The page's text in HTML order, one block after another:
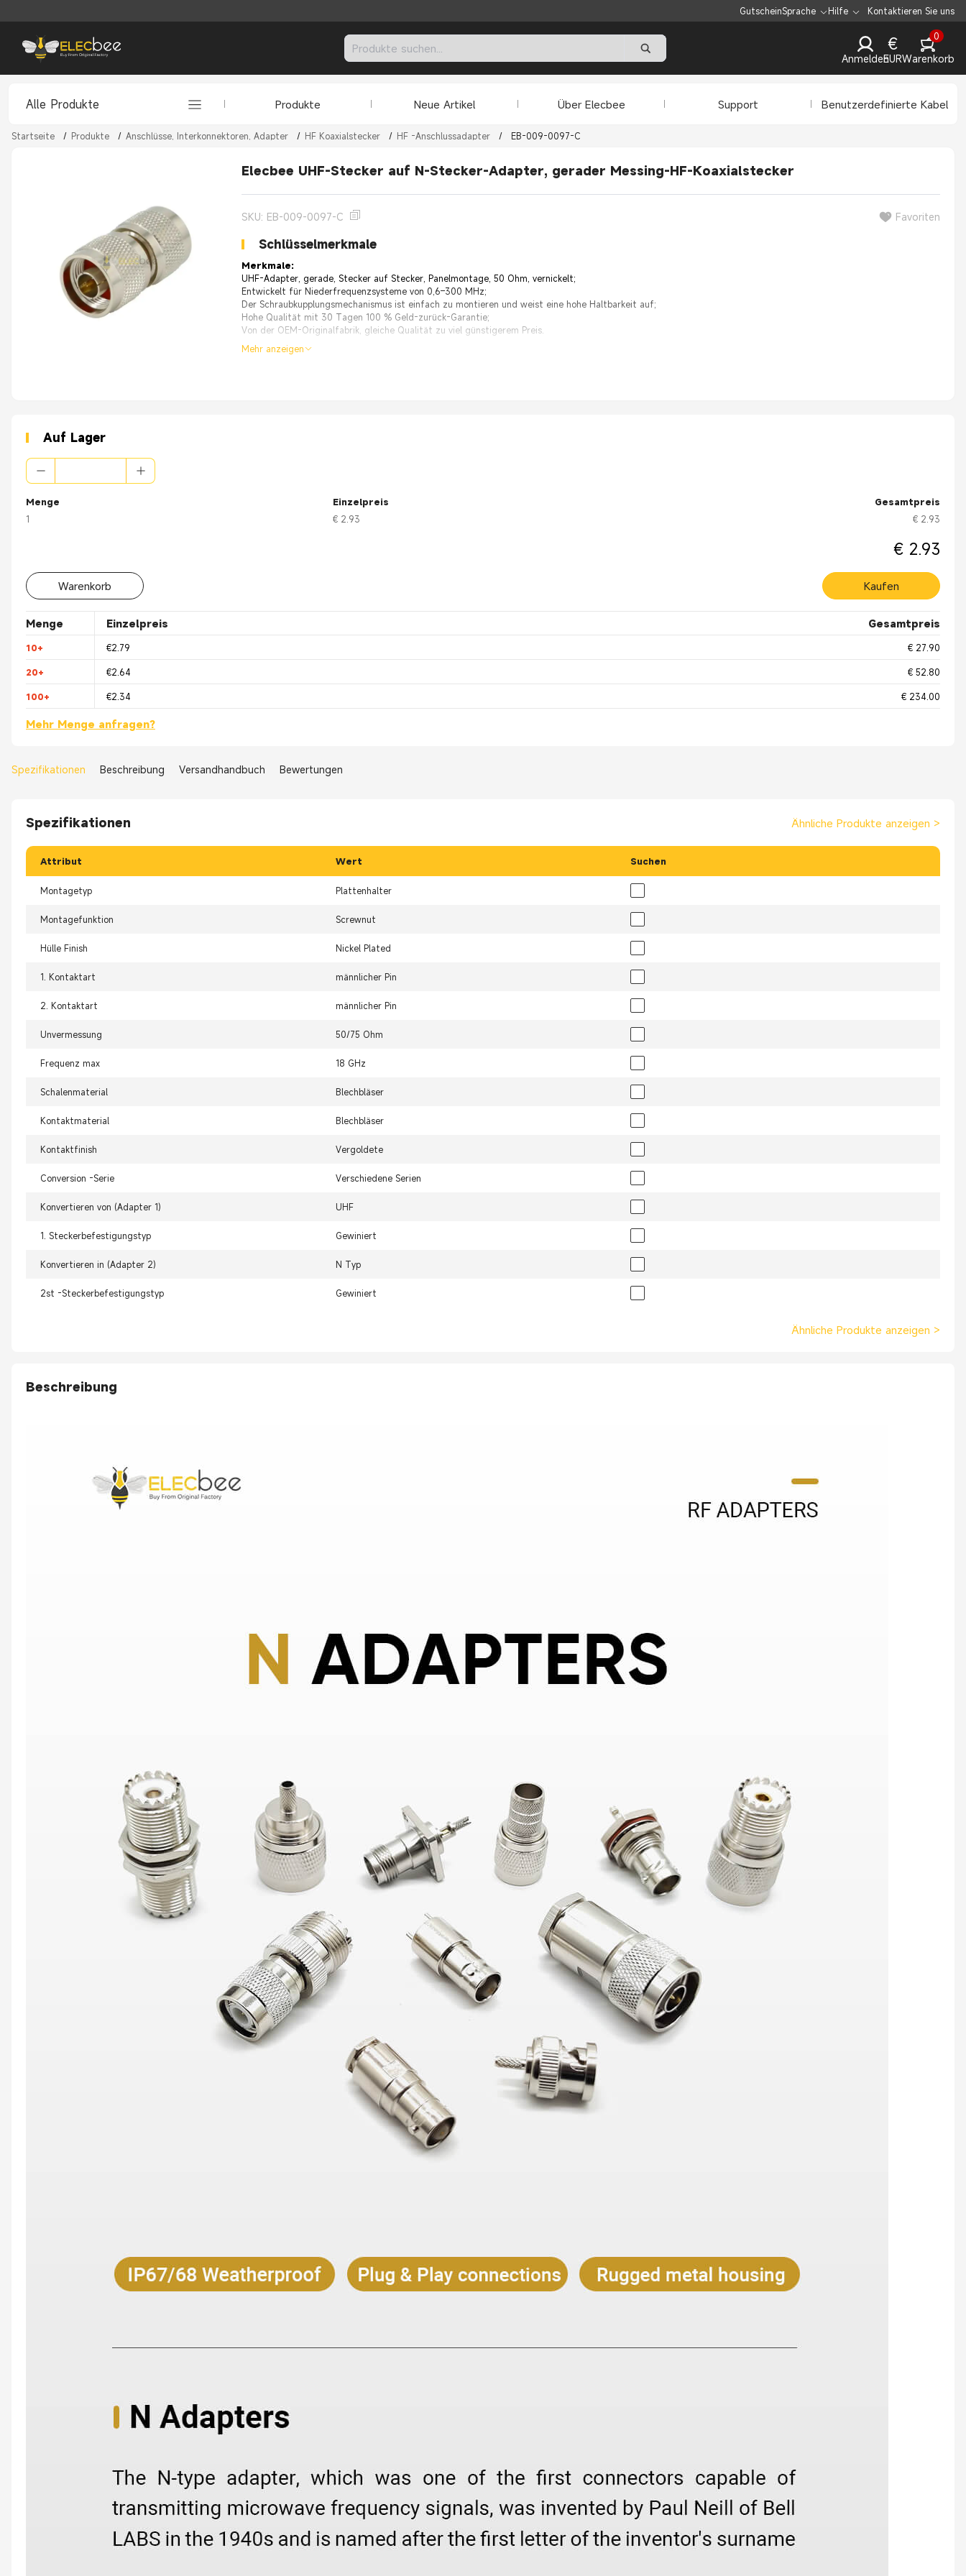
GutscheinSprache Hilfe Kontaktieren Sie uns
Anmelden
€
EUR
0
Warenkorb
Alle Produkte Produkte Neue Artikel Über Elecbee Support Benutzerdefinierte Kabel
Startseite / Produkte / Anschlüsse, Interkonnektoren, Adapter / HF Koaxialstecker / HF -Anschlussadapter / EB-009-0097-C
Elecbee UHF-Stecker auf N-Stecker-Adapter, gerader Messing-HF-Koaxialstecker
SKU: EB-009-0097-C Favoriten
Schlüsselmerkmale
Merkmale:
UHF-Adapter, gerade, Stecker auf Stecker, Panelmontage, 50 Ohm, vernickelt;
Entwickelt für Niederfrequenzsysteme von 0,6–300 MHz;
Der Schraubkupplungsmechanismus ist einfach zu montieren und weist eine hohe Haltbarkeit auf;
Hohe Qualität mit 30 Tagen 100 % Geld-zurück-Garantie;
Von der OEM-Originalfabrik, gleiche Qualität zu viel günstigerem Preis.
Mehr anzeigen
Auf Lager
Menge
1
Einzelpreis
€ 2.93
Gesamtpreis
€ 2.93
€ 2.93
Warenkorb Kaufen
Menge Einzelpreis Gesamtpreis
10+ €2.79 € 27.90
20+ €2.64 € 52.80
100+ €2.34 € 234.00
Mehr Menge anfragen?
Spezifikationen Beschreibung Versandhandbuch Bewertungen
Spezifikationen Ähnliche Produkte anzeigen >
Attribut Wert Suchen
Montagetyp Plattenhalter
Montagefunktion Screwnut
Hülle Finish Nickel Plated
1. Kontaktart männlicher Pin
2. Kontaktart männlicher Pin
Unvermessung 50/75 Ohm
Frequenz max 18 GHz
Schalenmaterial Blechbläser
Kontaktmaterial Blechbläser
Kontaktfinish Vergoldete
Conversion -Serie Verschiedene Serien
Konvertieren von (Adapter 1) UHF
1. Steckerbefestigungstyp Gewiniert
Konvertieren in (Adapter 2) N Typ
2st -Steckerbefestigungstyp Gewiniert
Ähnliche Produkte anzeigen >
Beschreibung